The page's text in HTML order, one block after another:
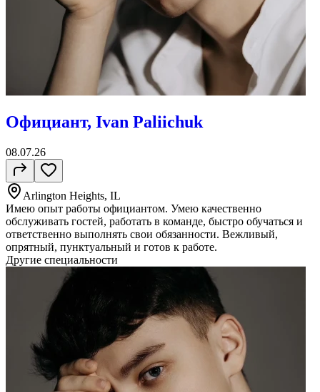
Официант, Ivan Paliichuk
08.07.26
Arlington Heights, IL
Имею опыт работы официантом. Умею качественно
обслуживать гостей, работать в команде, быстро обучаться и
ответственно выполнять свои обязанности. Вежливый,
опрятный, пунктуальный и готов к работе.
Другие специальности